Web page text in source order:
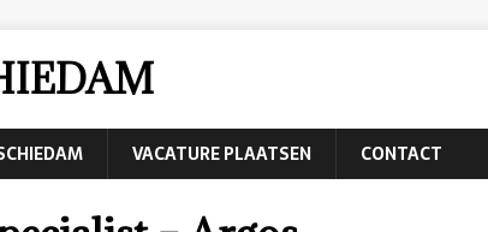
VACATURE PLAATSEN CONTACT